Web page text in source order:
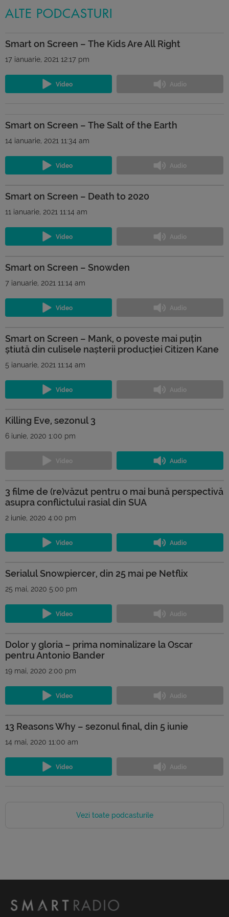
ALTE PODCASTURI
Smart on Screen – The Kids Are All Right
17 ianuarie, 2021 12:17 pm
Smart on Screen – The Salt of the Earth
14 ianuarie, 2021 11:34 am
Smart on Screen – Death to 2020
11 ianuarie, 2021 11:14 am
Smart on Screen – Snowden
7 ianuarie, 2021 11:14 am
Smart on Screen – Mank, o poveste mai puțin
știută din culisele nașterii producției Citizen Kane
5 ianuarie, 2021 11:14 am
Killing Eve, sezonul 3
6 iunie, 2020 1:00 pm
3 filme de (re)văzut pentru o mai bună perspectivă
asupra conflictului rasial din SUA
2 iunie, 2020 4:00 pm
Serialul Snowpiercer, din 25 mai pe Netflix
25 mai, 2020 5:00 pm
Dolor y gloria – prima nominalizare la Oscar
pentru Antonio Bander
19 mai, 2020 2:00 pm
13 Reasons Why – sezonul final, din 5 iunie
14 mai, 2020 11:00 am
Vezi toate podcasturile